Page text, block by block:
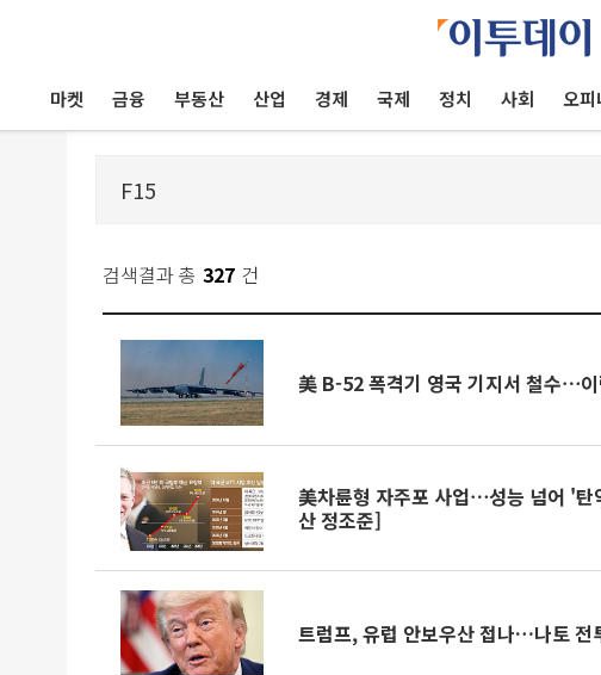
마켓 금융 부동산 산업 경제 국제 정치 사회 오피
검색결과 총 327 건
美 B-52 폭격기 영국 기지서 철수⋯
美차륜형 자주포 사업⋯성능 넘어 '
산 정조준]
트럼프, 유럽 안보우산 접나…나토 전